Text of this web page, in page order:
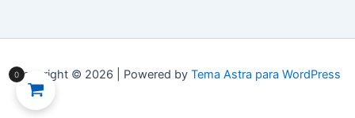
Copyright © 2026 | Powered by Tema Astra para WordPress
0